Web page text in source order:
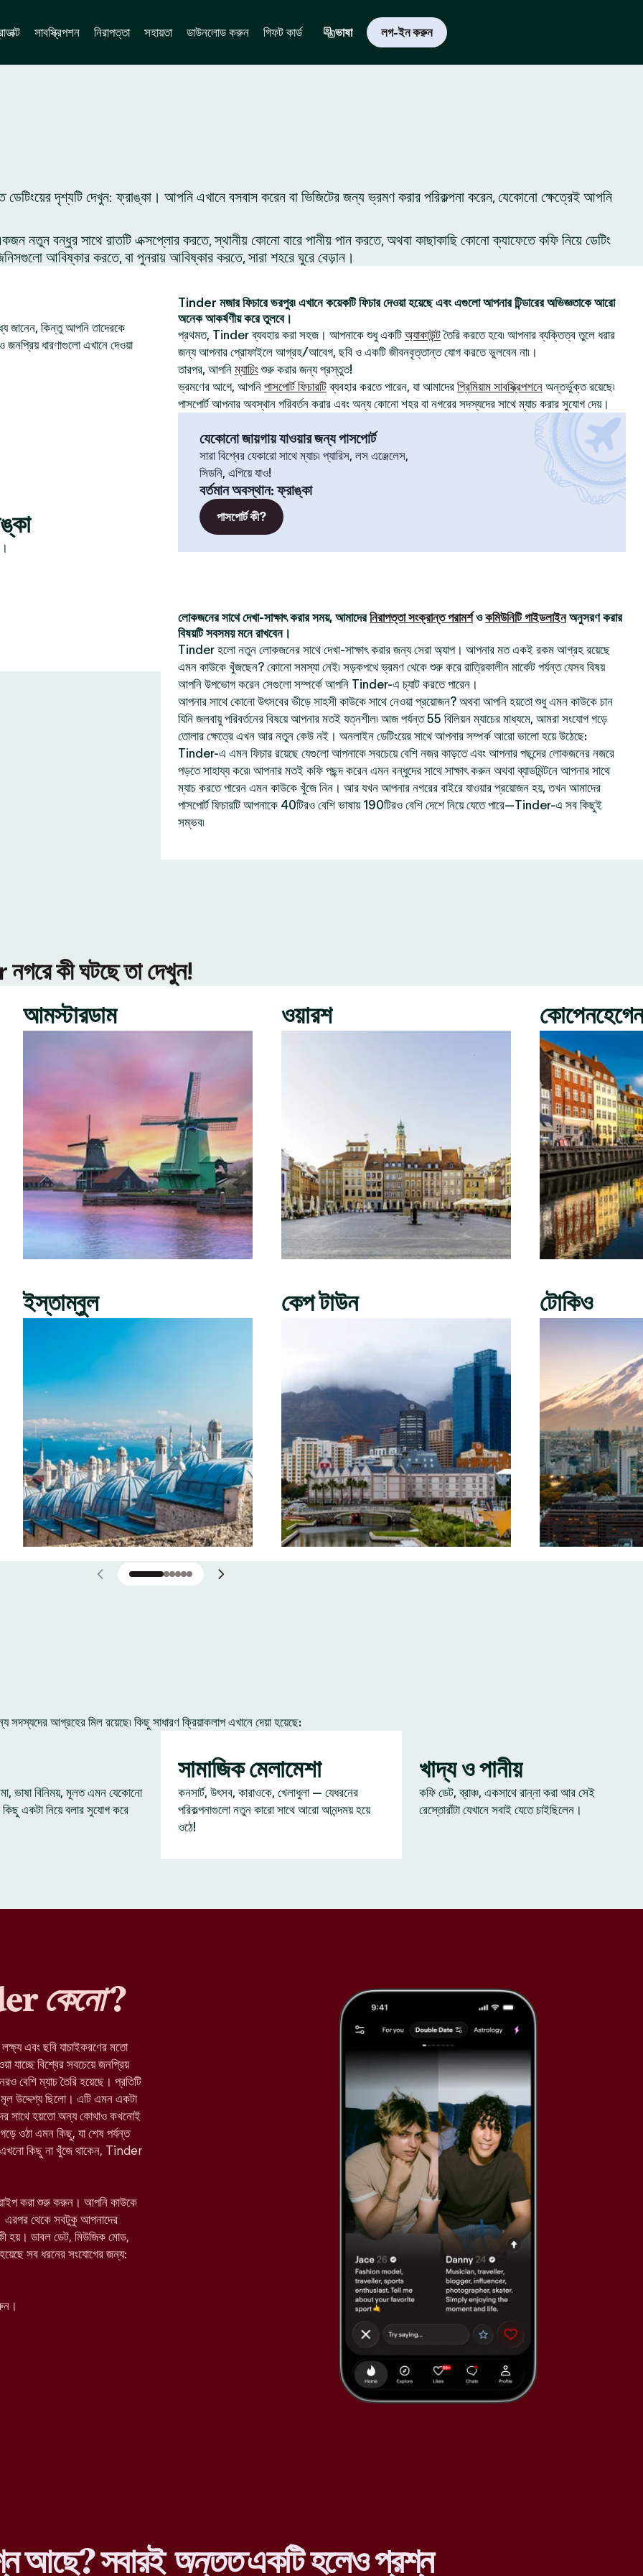
সাবস্ক্রিপশন নিরাপত্তা সহায়তা ডাউনলোড করুন গিফট কার্ড ভাষা লগ-ইন করুন
দৃশ্যটি দেখুন: ফ্রাঙ্কা। আপনি এখানে বসবাস করেন বা ভিজিটের জন্য ভ্রমণ করার পরিকল্পনা করেন, যেকোনো ক্ষেত্রেই আপনি
বন্ধুর সাথে রাতটি এক্সপ্লোর করতে, স্থানীয় কোনো বারে পানীয় পান করতে, অথবা কাছাকাছি কোনো ক্যাফেতে কফি নিয়ে ডেটিং
আবিষ্কার করতে, বা পুনরায় আবিষ্কার করতে, সারা শহরে ঘুরে বেড়ান।
জানেন, কিন্তু আপনি তাদেরকে
জনপ্রিয় ধারণাগুলো এখানে দেওয়া
Tinder মজার ফিচারে ভরপুর৷ এখানে কয়েকটি ফিচার দেওয়া হয়েছে এবং এগুলো আপনার টিন্ডারের অভিজ্ঞতাকে আরো
অনেক আকর্ষণীয় করে তুলবে।
প্রথমত, Tinder ব্যবহার করা সহজ। আপনাকে শুধু একটি অ্যাকাউন্টতৈরি করতে হবে৷ আপনার ব্যক্তিত্ব তুলে ধরার
জন্য আপনার প্রোফাইলে আগ্রহ/আবেগ, ছবি ও একটি জীবনবৃত্তান্ত যোগ করতে ভুলবেন না৷।
তারপর, আপনিম্যাচিং শুরু করার জন্য প্রস্তুত!
ভ্রমণের আগে, আপনি পাসপোর্ট ফিচারটিব্যবহার করতে পারেন, যা আমাদের প্রিমিয়াম সাবস্ক্রিপশনে অন্তর্ভুক্ত রয়েছে৷
পাসপোর্ট আপনার অবস্থান পরিবর্তন করার এবং অন্য কোনো শহর বা নগরের সদস্যদের সাথে ম্যাচ করার সুযোগ দেয়।
যেকোনো জায়গায় যাওয়ার জন্য পাসপোর্ট
সারা বিশ্বের যেকারো সাথে ম্যাচ৷ প্যারিস, লস এঞ্জেলেস,
সিডনি, এগিয়ে যাও!
বর্তমান অবস্থান:ফ্রাঙ্কা
পাসপোর্ট কী?
লোকজনের সাথে দেখা-সাক্ষাৎ করার সময়, আমাদেরনিরাপত্তা সংক্রান্ত পরামর্শওকমিউনিটি গাইডলাইনঅনুসরণ করার
বিষয়টি সবসময় মনে রাখবেন।
Tinder হলো নতুন লোকজনের সাথে দেখা-সাক্ষাৎ করার জন্য সেরা অ্যাপ। আপনার মত একই রকম আগ্রহ রয়েছে
এমন কাউকে খুঁজছেন? কোনো সমস্যা নেই৷ সড়কপথে ভ্রমণ থেকে শুরু করে রাত্রিকালীন মার্কেট পর্যন্ত যেসব বিষয়
আপনি উপভোগ করেন সেগুলো সম্পর্কে আপনি Tinder-এ চ্যাট করতে পারেন।
আপনার সাথে কোনো উৎসবের ভীড়ে সাহসী কাউকে সাথে নেওয়া প্রয়োজন? অথবা আপনি হয়তো শুধু এমন কাউকে চান
যিনি জলবায়ু পরিবর্তনের বিষয়ে আপনার মতই যত্নশীল৷ আজ পর্যন্ত 55 বিলিয়ন ম্যাচের মাধ্যমে, আমরা সংযোগ গড়ে
তোলার ক্ষেত্রে এখন আর নতুন কেউ নই। অনলাইন ডেটিংয়ের সাথে আপনার সম্পর্ক আরো ভালো হয়ে উঠেছে:
Tinder-এ এমন ফিচার রয়েছে যেগুলো আপনাকে সবচেয়ে বেশি নজর কাড়তে এবং আপনার পছন্দের লোকজনের নজরে
পড়তে সাহায্য করে৷ আপনার মতই কফি পছন্দ করেন এমন বন্ধুদের সাথে সাক্ষাৎ করুন অথবা ব্যাডমিন্টনে আপনার সাথে
ম্যাচ করতে পারেন এমন কাউকে খুঁজে নিন। আর যখন আপনার নগরের বাইরে যাওয়ার প্রয়োজন হয়, তখন আমাদের
পাসপোর্ট ফিচারটি আপনাকে 40টিরও বেশি ভাষায় 190টিরও বেশি দেশে নিয়ে যেতে পারে—Tinder-এ সব কিছুই
সম্ভব৷
কী ঘটছে তা দেখুন!
আমস্টারডাম
ইস্তাম্বুল
ওয়ারশ
কেপ টাউন
কোপেনহেগেন
টোকিও
আগ্রহের মিল রয়েছে৷ কিছু সাধারণ ক্রিয়াকলাপ এখানে দেয়া হয়েছে:
ভাষা বিনিময়, মূলত এমন যেকোনো
একটা নিয়ে বলার সুযোগ করে
সামাজিক মেলামেশা
কনসার্ট, উৎসব, কারাওকে, খেলাধুলা — যেধরনের
পরিকল্পনাগুলো নতুন কারো সাথে আরো আনন্দময় হয়ে
ওঠে!
খাদ্য ও পানীয়
কফি ডেট, ব্রাঞ্চ, একসাথে রান্না করা আর সেই
রেস্তোরাঁটা যেখানে সবাই যেতে চাইছিলেন।
কেনো?
এবং ছবি যাচাইকরণের মতো
যাচ্ছে বিশ্বের সবচেয়ে জনপ্রিয়
বেশি ম্যাচ তৈরি হয়েছে। প্রতিটি
উদ্দেশ্য ছিলো। এটি এমন একটা
সাথে হয়তো অন্য কোথাও কখনোই
ওঠা এমন কিছু, যা শেষ পর্যন্ত
এখনো কিছু না খুঁজে থাকেন, Tinder
করা শুরু করুন। আপনি কাউকে
এরপর থেকে সবটুকু আপনাদের
হয়। ডাবল ডেট, মিউজিক মোড,
সব ধরনের সংযোগের জন্য:
আছে? সবারইঅন্ততএকটি হলেও প্রশ্ন